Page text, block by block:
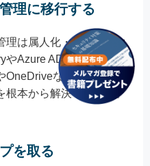
理に移行する
理は属人化・忘却リスク
やAzure ADによるフォル
などのIDベース
根本から解決できます。
を取る